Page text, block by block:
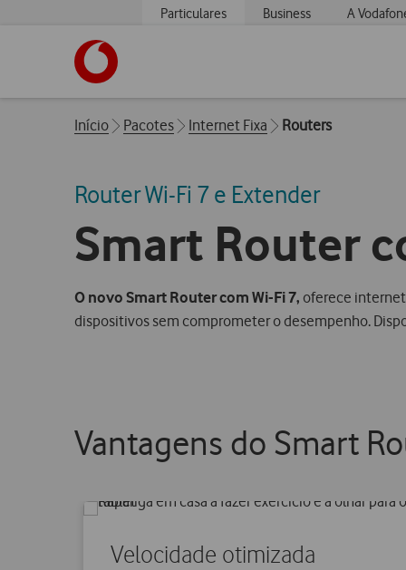
Particulares Business A
Breadcrumbs
Início Pacotes Internet Fixa Routers
Router Wi-Fi 7 e Extender
Smart Router
O novo Smart Router com Wi-Fi 7, oferece
dispositivos sem comprometer o desempenho.
Vantagens do Smart
Velocidade otimizada